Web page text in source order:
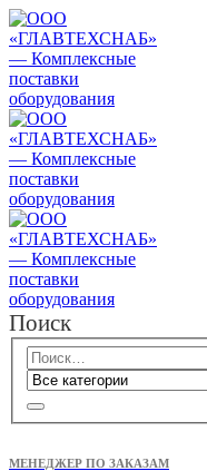
Поиск
МЕНЕДЖЕР ПО ЗАКАЗАМ